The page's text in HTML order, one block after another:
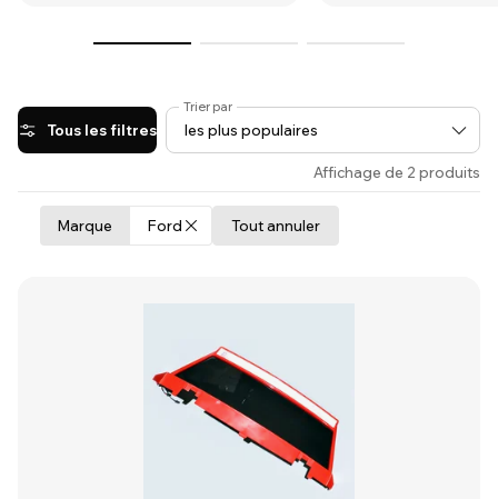
Tous les filtres
Trier par
Affichage de 2 produits
Tout annuler
Marque Ford